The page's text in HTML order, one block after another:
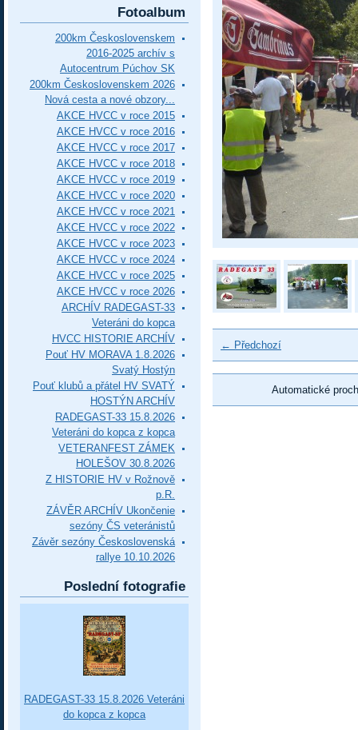
← Předchozí
Automatické
Fotoalbum
200km Československem
2016-2025 archív s
Autocentrum Púchov SK
200km Československem 2026
Nová cesta a nové obzory...
AKCE HVCC v roce 2015
AKCE HVCC v roce 2016
AKCE HVCC v roce 2017
AKCE HVCC v roce 2018
AKCE HVCC v roce 2019
AKCE HVCC v roce 2020
AKCE HVCC v roce 2021
AKCE HVCC v roce 2022
AKCE HVCC v roce 2023
AKCE HVCC v roce 2024
AKCE HVCC v roce 2025
AKCE HVCC v roce 2026
ARCHÍV RADEGAST-33
Veteráni do kopca
HVCC HISTORIE ARCHÍV
Pouť HV MORAVA 1.8.2026
Svatý Hostýn
Pouť klubů a přátel HV SVATÝ
HOSTÝN ARCHÍV
RADEGAST-33 15.8.2026
Veteráni do kopca z kopca
VETERANFEST ZÁMEK
HOLEŠOV 30.8.2026
Z HISTORIE HV v Rožnově
p.R.
ZÁVĚR ARCHÍV Ukončenie
sezóny ČS veteránistů
Závěr sezóny Československá
rallye 10.10.2026
Poslední fotografie
RADEGAST-33 15.8.2026 Veteráni
do kopca z kopca